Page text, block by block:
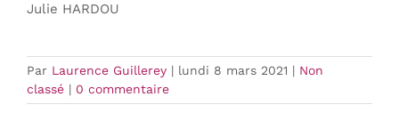
Julie HARDOU
Par Laurence Guillerey | lundi 8 mars 2021 | Non
classé | 0 commentaire